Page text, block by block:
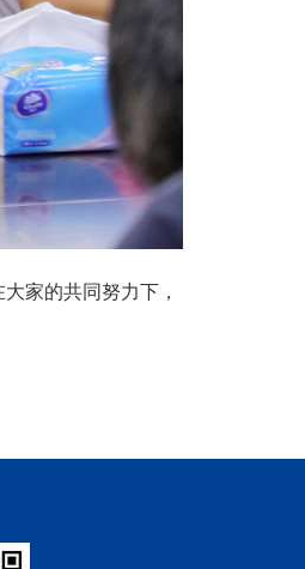
家的共同努力下，